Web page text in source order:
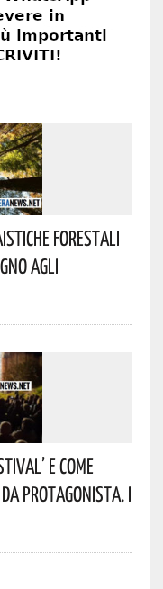
Forestali
Agli
E Come
Da Protagonista. I